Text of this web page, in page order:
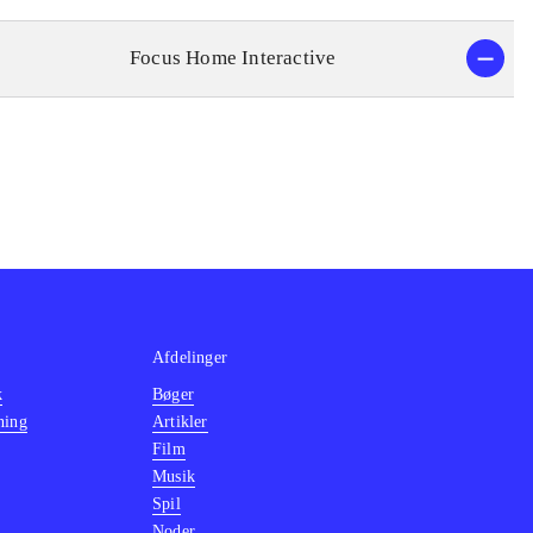
Focus Home Interactive
Afdelinger
Bøger
Artikler
Film
Musik
Spil